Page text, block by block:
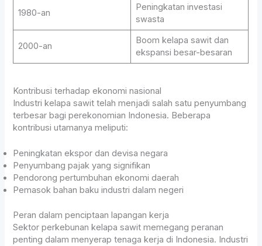
1980-an
Peningkatan investasi
swasta
2000-an
Boom kelapa sawit dan
ekspansi besar-besaran
Kontribusi terhadap ekonomi nasional
Industri kelapa sawit telah menjadi salah satu penyumbang
terbesar bagi perekonomian Indonesia. Beberapa
kontribusi utamanya meliputi:
Peningkatan ekspor dan devisa negara
Penyumbang pajak yang signifikan
Pendorong pertumbuhan ekonomi daerah
Pemasok bahan baku industri dalam negeri
Peran dalam penciptaan lapangan kerja
Sektor perkebunan kelapa sawit memegang peranan
penting dalam menyerap tenaga kerja di Indonesia. Industri